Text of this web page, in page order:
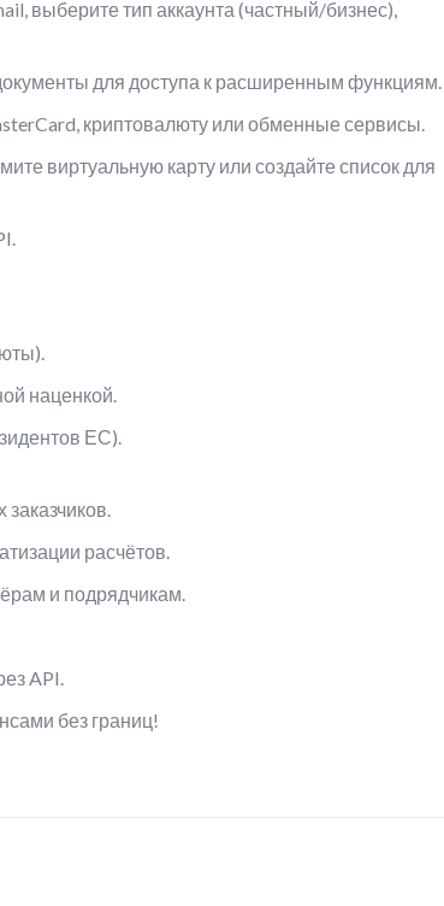
выберите тип аккаунта (частный/бизнес),
для доступа к расширенным функциям.
криптовалюту или обменные сервисы.
виртуальную карту или создайте список для
наценкой.
ЕС).
расчётов.
и подрядчикам.
API.
без границ!